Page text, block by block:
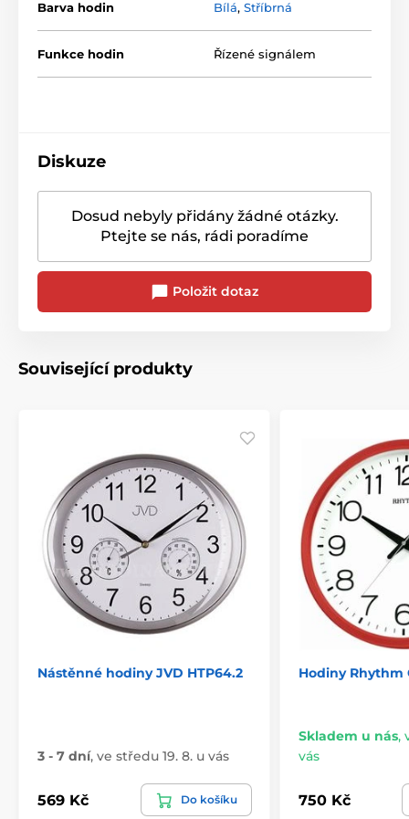
Barva hodin Bílá, Stříbrná
Funkce hodin Řízené signálem
Diskuze
Dosud nebyly přidány žádné otázky.
Ptejte se nás, rádi poradíme
Položit dotaz
Související produkty
Nástěnné hodiny JVD HTP64.2
3 - 7 dní, ve středu 19. 8. u vás
569 Kč Do košíku
Hodiny Rhythm
Skladem u nás,
vás
750 Kč